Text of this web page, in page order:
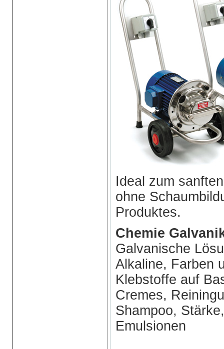
Ideal zum
ohne
Produktes.
Chemie
Galvanische
Alkaline, Farben
Klebstoffe auf
Cremes,
Shampoo,
Emulsionen